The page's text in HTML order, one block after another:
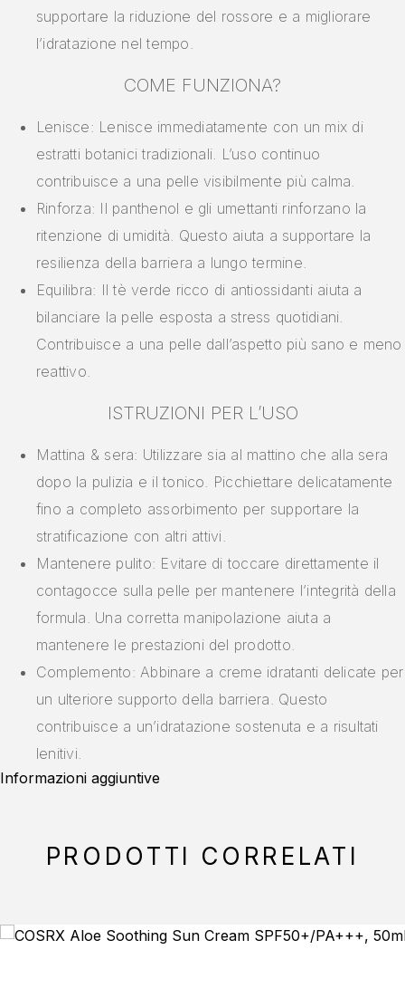
supportare la riduzione del rossore e a migliorare
l’idratazione nel tempo.
COME FUNZIONA?
Lenisce: Lenisce immediatamente con un mix di
estratti botanici tradizionali. L’uso continuo
contribuisce a una pelle visibilmente più calma.
Rinforza: Il panthenol e gli umettanti rinforzano la
ritenzione di umidità. Questo aiuta a supportare la
resilienza della barriera a lungo termine.
Equilibra: Il tè verde ricco di antiossidanti aiuta a
bilanciare la pelle esposta a stress quotidiani.
Contribuisce a una pelle dall’aspetto più sano e meno
reattivo.
ISTRUZIONI PER L’USO
Mattina & sera: Utilizzare sia al mattino che alla sera
dopo la pulizia e il tonico. Picchiettare delicatamente
fino a completo assorbimento per supportare la
stratificazione con altri attivi.
Mantenere pulito: Evitare di toccare direttamente il
contagocce sulla pelle per mantenere l’integrità della
formula. Una corretta manipolazione aiuta a
mantenere le prestazioni del prodotto.
Complemento: Abbinare a creme idratanti delicate per
un ulteriore supporto della barriera. Questo
contribuisce a un’idratazione sostenuta e a risultati
lenitivi.
Informazioni aggiuntive
PRODOTTI CORRELATI